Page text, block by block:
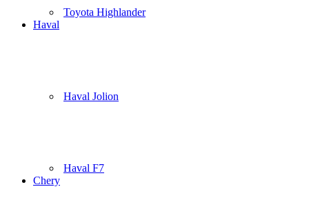
Toyota Highlander
Haval
Haval Jolion
Haval F7
Chery